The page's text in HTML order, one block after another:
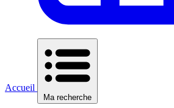
Accueil
Ma recherche